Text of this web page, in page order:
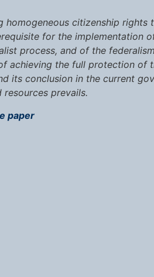
homogeneous citizenship
for the implementation
process, and of the
achieving the full protection of
its conclusion in the current
resources prevails.
paper